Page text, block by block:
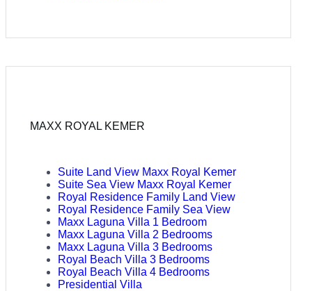
MAXX ROYAL KEMER
Suite Land View Maxx Royal Kemer
Suite Sea View Maxx Royal Kemer
Royal Residence Family Land View
Royal Residence Family Sea View
Maxx Laguna Villa 1 Bedroom
Maxx Laguna Villa 2 Bedrooms
Maxx Laguna Villa 3 Bedrooms
Royal Beach Villa 3 Bedrooms
Royal Beach Villa 4 Bedrooms
Presidential Villa